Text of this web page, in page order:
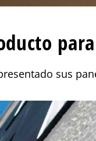
sus